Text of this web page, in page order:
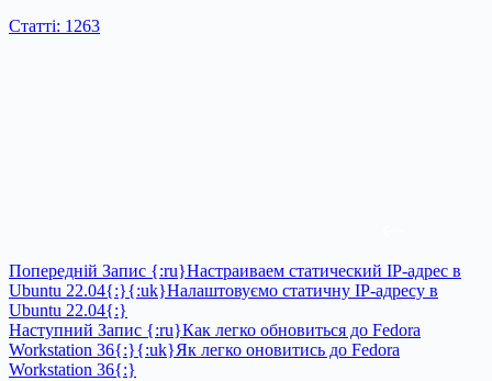
Статті: 1263
Попередній Запис {:ru}Настраиваем статический IP-адрес в
Ubuntu 22.04{:}{:uk}Налаштовуємо статичну IP-адресу в
Ubuntu 22.04{:}
Наступний Запис {:ru}Как легко обновиться до Fedora
Workstation 36{:}{:uk}Як легко оновитись до Fedora
Workstation 36{:}